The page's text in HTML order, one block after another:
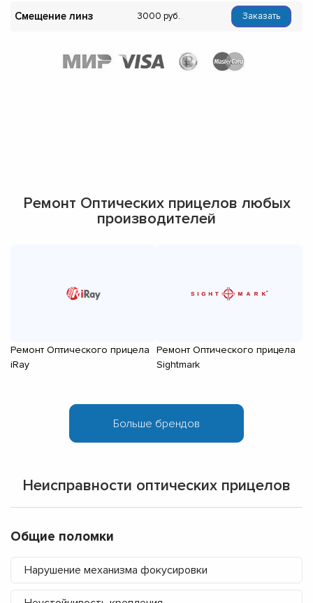
Смещение линз 3000 Заказать
Ремонт Оптических прицелов любых
производителей
Ремонт Оптического прицела
iRay
Ремонт Оптического прицела
Sightmark
Неисправности оптических прицелов
Общие поломки
Нарушение механизма фокусировки